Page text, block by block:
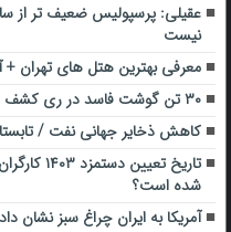
عقیلی: پرسپولیس ضعیف تر از
نیست
معرفی بهترین هتل های تهران +
۳۰ تن گوشت فاسد در ری کشف شد
کاهش ذخایر جهانی نفت /
تاریخ
شده است؟
آمریکا به ایران چراغ سبز نشان داد